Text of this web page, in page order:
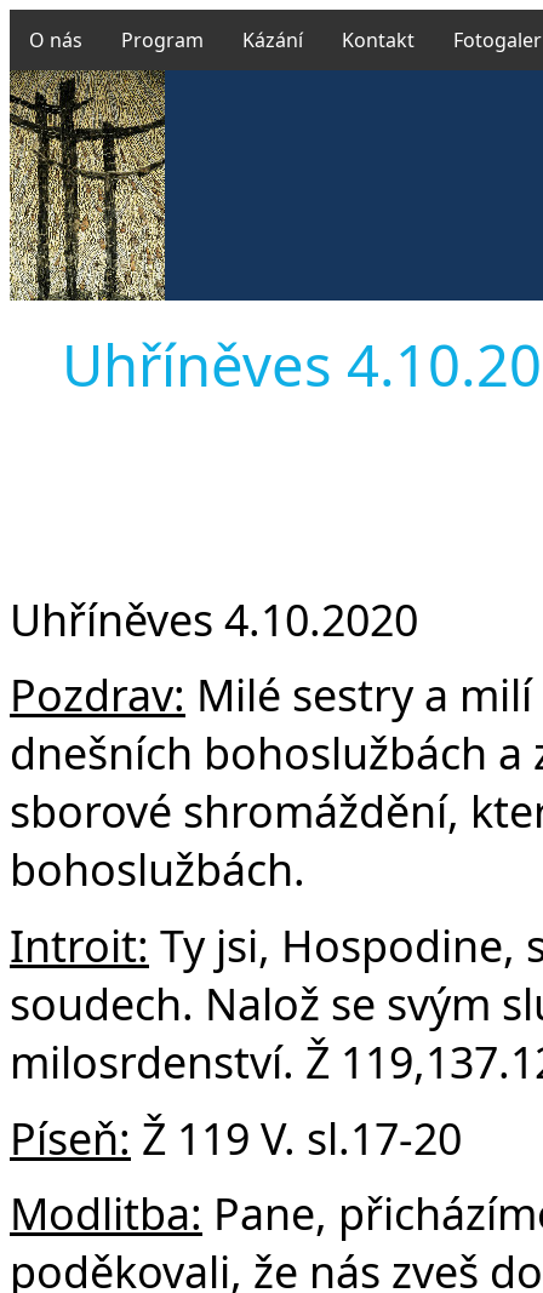
O nás Program Kázání Kontakt
Uhříněves
Uhříněves 4.10.2020
Pozdrav: Milé sestry a
dnešních bohoslužbách
sborové shromáždění,
bohoslužbách.
Introit: Ty jsi, Hospodine,
soudech. Nalož se svým
milosrdenství. Ž
Píseň: Ž 119 V. sl.17-20
Modlitba: Pane,
poděkovali, že nás zveš